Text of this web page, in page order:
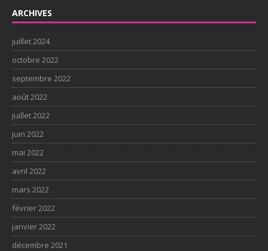
ARCHIVES
juillet 2024
octobre 2022
septembre 2022
août 2022
juillet 2022
juin 2022
mai 2022
avril 2022
mars 2022
février 2022
janvier 2022
décembre 2021